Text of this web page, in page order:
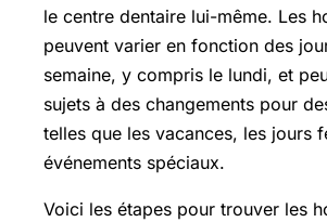
le centre dentaire lui-même. Les
peuvent varier en fonction des
semaine, y compris le lundi, et
sujets à des changements pour
telles que les vacances, les jours
événements spéciaux.
Voici les étapes pour trouver les